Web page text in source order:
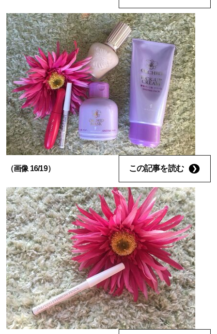
（画像 16/19） この記事を読む